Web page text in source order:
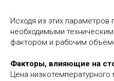
Исходя из этих параметров
необходимыми
фактором и рабочим
Факторы, влияющие на
Цена низкотемпературного